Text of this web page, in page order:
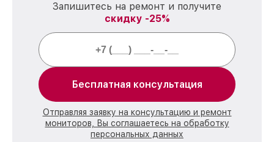
Запишитесь на ремонт и получите
скидку -25%
Бесплатная консультация
Отправляя заявку на консультацию и ремонт
мониторов, Вы соглашаетесь на обработку
персональных данных